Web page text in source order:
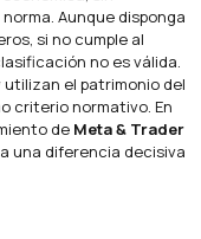
Aunque disponga
si no cumple al
no es válida.
el patrimonio del
criterio normativo. En
de Meta & Trader
una diferencia decisiva